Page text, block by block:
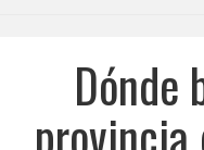
Dónde
provincia